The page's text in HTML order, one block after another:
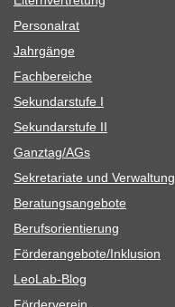
Per­so­nal­rat
Jahr­gänge
Fach­be­rei­che
Sekun­dar­stufe I
Sekun­dar­stufe II
Ganztag/​​AGs
Sekre­ta­riate und Verwaltung
Bera­tungs­an­ge­bote
Berufs­ori­en­tie­rung
Förderangebote/​​Inklusion
Leo­Lab-Blog